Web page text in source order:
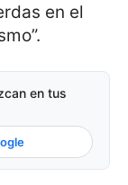
en el
en tus